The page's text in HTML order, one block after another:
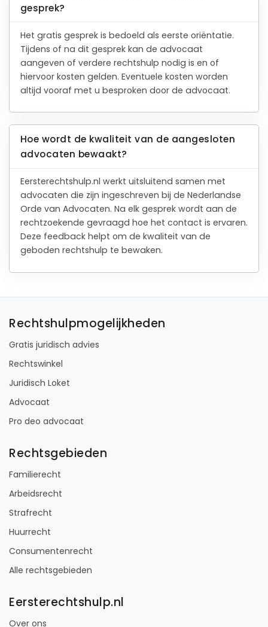
gesprek?
Het gratis gesprek is bedoeld als eerste oriëntatie.
Tijdens of na dit gesprek kan de advocaat
aangeven of verdere rechtshulp nodig is en of
hiervoor kosten gelden. Eventuele kosten worden
altijd vooraf met u besproken door de advocaat.
Hoe wordt de kwaliteit van de aangesloten
advocaten bewaakt?
Eersterechtshulp.nl werkt uitsluitend samen met
advocaten die zijn ingeschreven bij de Nederlandse
Orde van Advocaten. Na elk gesprek wordt aan de
rechtzoekende gevraagd hoe het contact is ervaren.
Deze feedback helpt om de kwaliteit van de
geboden rechtshulp te bewaken.
Rechtshulpmogelijkheden
Gratis juridisch advies
Rechtswinkel
Juridisch Loket
Advocaat
Pro deo advocaat
Rechtsgebieden
Familierecht
Arbeidsrecht
Strafrecht
Huurrecht
Consumentenrecht
Alle rechtsgebieden
Eersterechtshulp.nl
Over ons